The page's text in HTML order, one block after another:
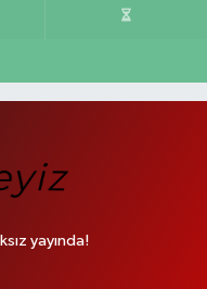
yayında!